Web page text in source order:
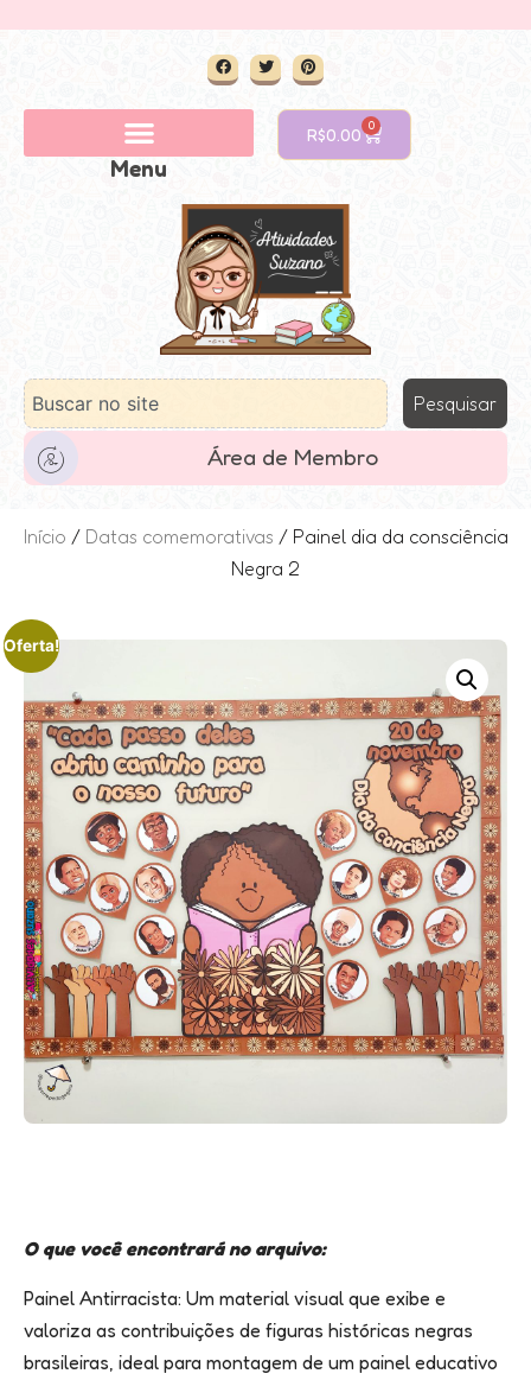
Menu
R$0.00 0
Pesquisar
Área de Membro
Início / Datas comemorativas / Painel dia da consciência
Negra 2
Oferta!
O que você encontrará no arquivo:
Painel Antirracista: Um material visual que exibe e
valoriza as contribuições de figuras históricas negras
brasileiras, ideal para montagem de um painel educativo